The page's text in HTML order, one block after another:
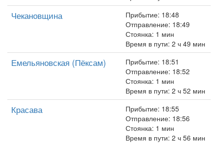
Чекановщина
Прибытие: 18:48
Отправление: 18:49
Стоянка: 1 мин
Время в пути: 2 ч 49 мин
Емельяновская (Пёксам)
Прибытие: 18:51
Отправление: 18:52
Стоянка: 1 мин
Время в пути: 2 ч 52 мин
Красава
Прибытие: 18:55
Отправление: 18:56
Стоянка: 1 мин
Время в пути: 2 ч 56 мин